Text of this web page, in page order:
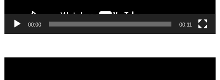
00:00 00:11